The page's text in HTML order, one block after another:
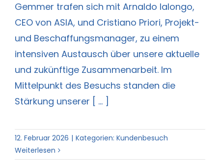
Gemmer trafen sich mit Arnaldo Ialongo,
CEO von ASIA, und Cristiano Priori, Projekt-
und Beschaffungsmanager, zu einem
intensiven Austausch über unsere aktuelle
und zukünftige Zusammenarbeit. Im
Mittelpunkt des Besuchs standen die
Stärkung unserer [ ... ]
12. Februar 2026 | Kategorien: Kundenbesuch
Weiterlesen